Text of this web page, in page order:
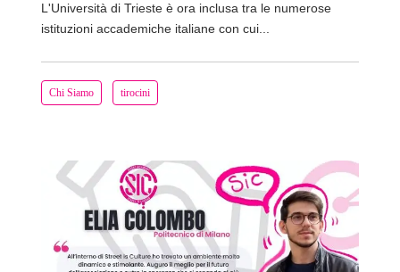
Chi Siamo tirocini
L'Università di Trieste è ora inclusa tra le numerose
istituzioni accademiche italiane con cui...